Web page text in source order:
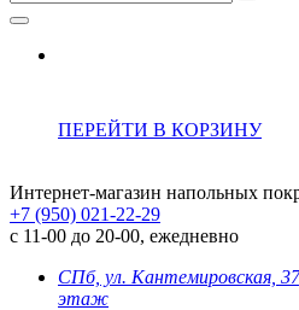
ПЕРЕЙТИ В КОРЗИНУ
Интернет-магазин напольных
+7 (950) 021-22-29
с 11-00 до 20-00, ежедневно
СПб, ул. Кантемировская,
этаж